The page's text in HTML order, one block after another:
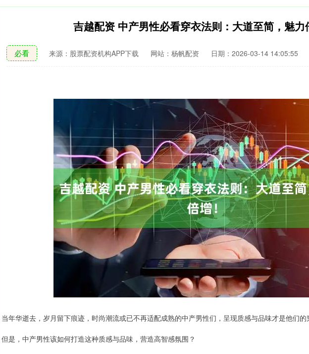
吉越配资 中产男性必看穿衣法则：大道至简，魅力
必看 来源：股票配资机构APP下载 网站：杨帆配资 日期：2026-03-14 14:05:55
当年华逝去，岁月留下痕迹，时尚潮流或已不再适配成熟的中产男性们，呈现质感与品味才是他们的
但是，中产男性该如何打造这种质感与品味，营造高智感氛围？